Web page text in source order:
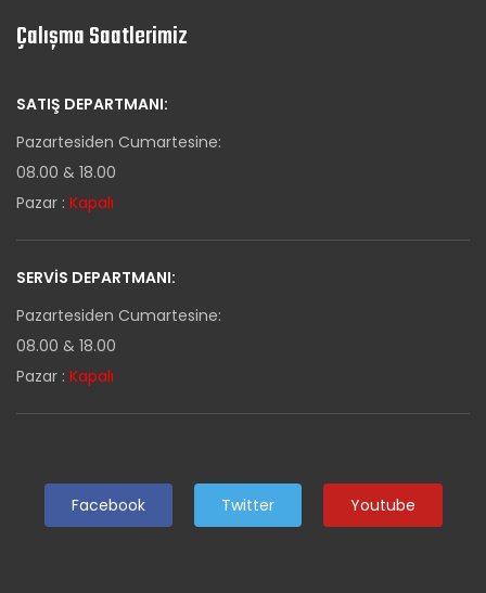
Çalışma Saatlerimiz
SATIŞ DEPARTMANI:
Pazartesiden Cumartesine:
08.00 & 18.00
Pazar : Kapalı
SERVIS DEPARTMANI:
Pazartesiden Cumartesine:
08.00 & 18.00
Pazar : Kapalı
Facebook Twitter Youtube